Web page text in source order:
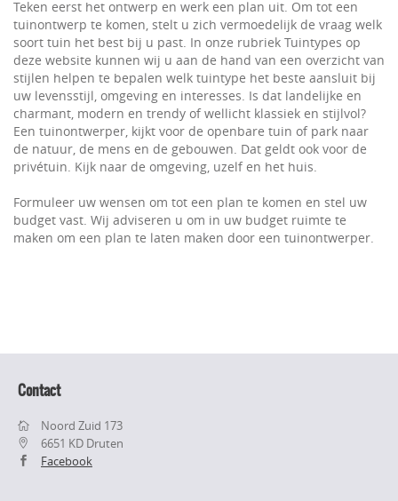
Teken eerst het ontwerp en werk een plan uit. Om tot een
tuinontwerp te komen, stelt u zich vermoedelijk de vraag welk
soort tuin het best bij u past. In onze rubriek Tuintypes op
deze website kunnen wij u aan de hand van een overzicht van
stijlen helpen te bepalen welk tuintype het beste aansluit bij
uw levensstijl, omgeving en interesses. Is dat landelijke en
charmant, modern en trendy of wellicht klassiek en stijlvol?
Een tuinontwerper, kijkt voor de openbare tuin of park naar
de natuur, de mens en de gebouwen. Dat geldt ook voor de
privétuin. Kijk naar de omgeving, uzelf en het huis.
Formuleer uw wensen om tot een plan te komen en stel uw
budget vast. Wij adviseren u om in uw budget ruimte te
maken om een plan te laten maken door een tuinontwerper.
Contact
Noord Zuid 173
6651 KD Druten
Facebook